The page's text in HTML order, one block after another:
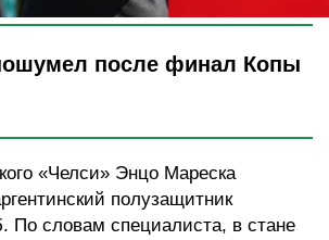
после финал Копы
«Челси» Энцо Мареска
полузащитник
По словам специалиста, в стане